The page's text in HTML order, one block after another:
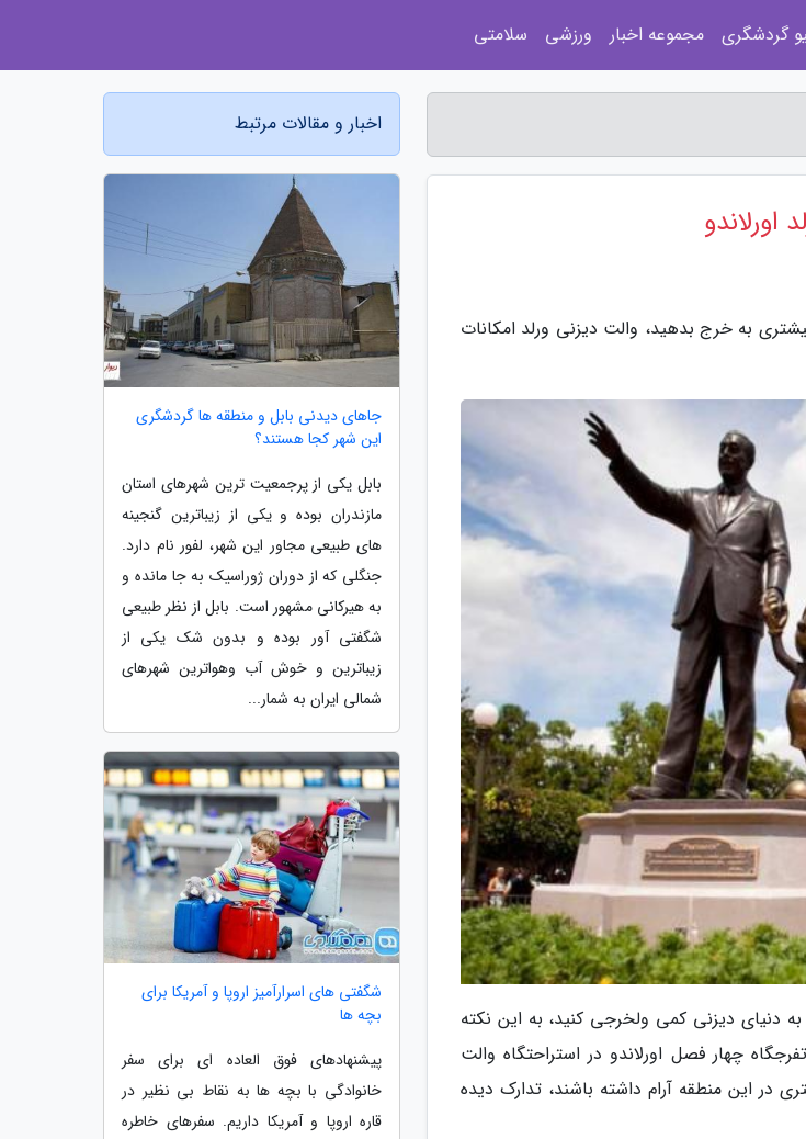
به خرج بدهید، والت دیزنی ورلد امکانات
دنیای دیزنی کمی ولخرجی کنید، به این نکته
چهار فصل اورلاندو در استراحتگاه والت
در این منطقه آرام داشته باشند، تدارک دیده
اخبار و مقالات مرتبط
جاهای دیدنی بابل و منطقه ها گردشگری
این شهر کجا هستند؟
بابل یکی از پرجمعیت ترین شهرهای استان
مازندران بوده و یکی از زیباترین گنجینه
های طبیعی مجاور این شهر، لفور نام دارد.
جنگلی که از دوران ژوراسیک به جا مانده و
به هیرکانی مشهور است. بابل از نظر طبیعی
شگفتی آور بوده و بدون شک یکی از
زیباترین و خوش آب وهواترین شهرهای
شمالی ایران به شمار...
شگفتی های اسرارآمیز اروپا و آمریکا برای
بچه ها
پیشنهادهای فوق العاده ای برای سفر
خانوادگی با بچه ها به نقاط بی نظیر در
قاره اروپا و آمریکا داریم. سفرهای خاطره
گردشگری مجموعه اخبار ورزشی سلامتی